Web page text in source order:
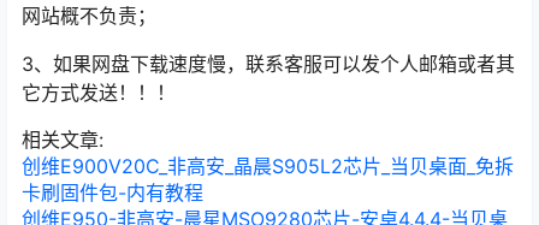
网站概不负责；
3、如果网盘下载速度慢，联系客服可以发个人邮箱或者其
它方式发送！！！
相关文章:
创维E900V20C_非高安_晶晨S905L2芯片_当贝桌面_免拆
卡刷固件包-内有教程
创维E950-非高安-晨星MSO9280芯片-安卓4.4.4-当贝桌